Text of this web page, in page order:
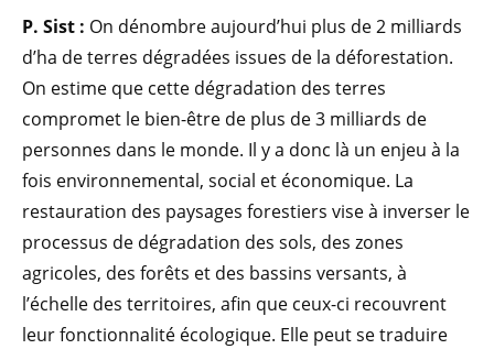
P. Sist : On dénombre aujourd’hui plus de 2 milliards
d’ha de terres dégradées issues de la déforestation.
On estime que cette dégradation des terres
compromet le bien-être de plus de 3 milliards de
personnes dans le monde. Il y a donc là un enjeu à la
fois environnemental, social et économique. La
restauration des paysages forestiers vise à inverser le
processus de dégradation des sols, des zones
agricoles, des forêts et des bassins versants, à
l’échelle des territoires, afin que ceux-ci recouvrent
leur fonctionnalité écologique. Elle peut se traduire